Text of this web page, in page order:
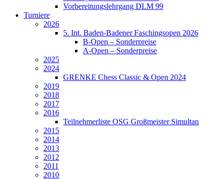
Vorbereitungslehrgang DLM 99
Turniere
2026
5. Int. Baden-Badener Faschingsopen 2026
B-Open – Sonderpreise
A-Open – Sonderpreise
2025
2024
GRENKE Chess Classic & Open 2024
2019
2018
2017
2016
Teilnehmerliste OSG Großmeister Simultan
2015
2014
2013
2012
2011
2010